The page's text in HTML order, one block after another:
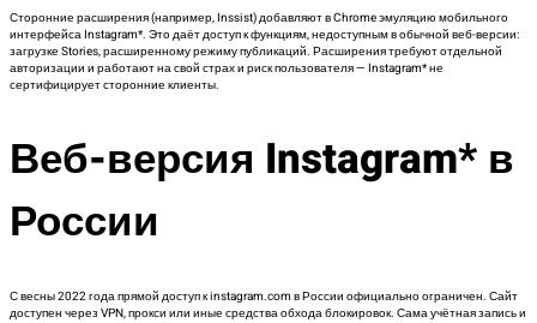
Сторонние расширения (например, Inssist) добавляют в Chrome эмуляцию мобильного
интерфейса Instagram*. Это даёт доступ к функциям, недоступным в обычной веб-версии:
загрузке Stories, расширенному режиму публикаций. Расширения требуют отдельной
авторизации и работают на свой страх и риск пользователя — Instagram* не
сертифицирует сторонние клиенты.
Веб-версия Instagram* в
России
С весны 2022 года прямой доступ к instagram.com в России официально ограничен. Сайт
доступен через VPN, прокси или иные средства обхода блокировок. Сама учётная запись и